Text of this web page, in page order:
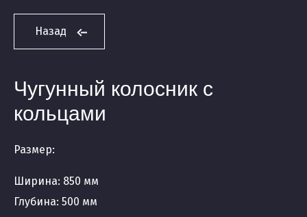
Назад
Чугунный колосник с
кольцами
Размер:
Ширина: 850 мм
Глубина: 500 мм